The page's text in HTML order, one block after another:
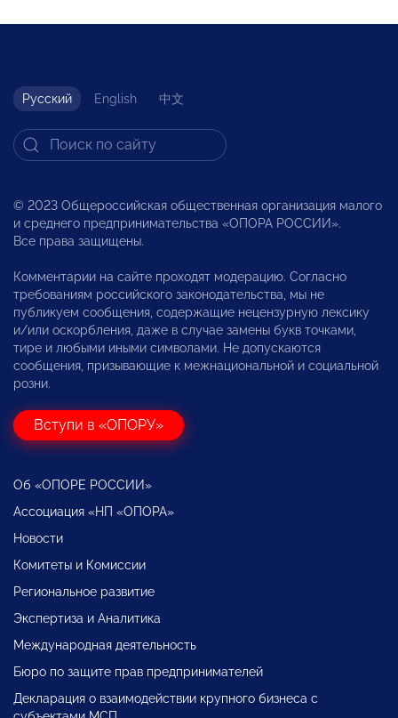
Русский English 中文
© 2023 Общероссийская общественная организация малого
и среднего предпринимательства «ОПОРА РОССИИ».
Все права защищены.
Комментарии на сайте проходят модерацию. Согласно
требованиям российского законодательства, мы не
публикуем сообщения, содержащие нецензурную лексику
и/или оскорбления, даже в случае замены букв точками,
тире и любыми иными символами. Не допускаются
сообщения, призывающие к межнациональной и социальной
розни.
Вступи в «ОПОРУ»
Об «ОПОРЕ РОССИИ»
Ассоциация «НП «ОПОРА»
Новости
Комитеты и Комиссии
Региональное развитие
Экспертиза и Аналитика
Международная деятельность
Бюро по защите прав предпринимателей
Декларация о взаимодействии крупного бизнеса с